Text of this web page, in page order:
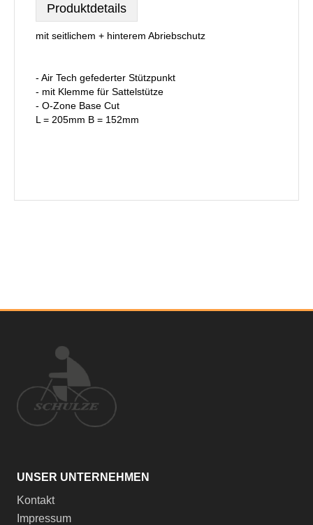
Produktdetails
mit seitlichem + hinterem Abriebschutz
- Air Tech gefederter Stützpunkt
- mit Klemme für Sattelstütze
- O-Zone Base Cut
L = 205mm B = 152mm
UNSER UNTERNEHMEN
Kontakt
Impressum